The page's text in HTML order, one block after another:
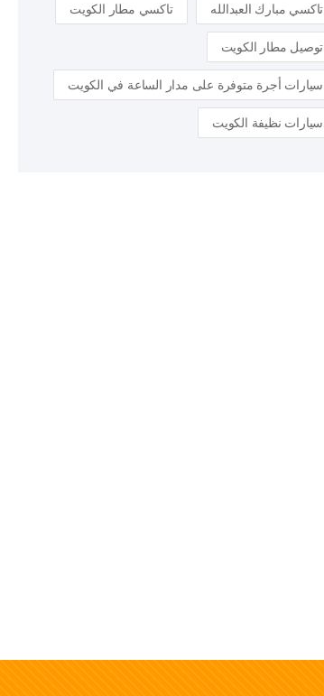
تاكسي مبارك العبدالله تاكسي مطار الكويت
توصيل مطار الكويت
سيارات أجرة متوفرة على مدار الساعة في الكويت
سيارات نظيفة الكويت